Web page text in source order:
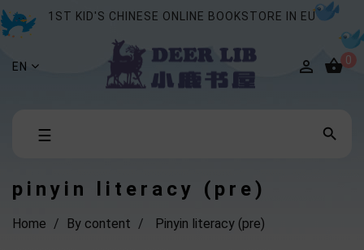
1ST KID'S CHINESE ONLINE BOOKSTORE IN EU
EN  0
Toggle
☰ 
pinyin literacy (pre)
Home By content Pinyin literacy (pre)